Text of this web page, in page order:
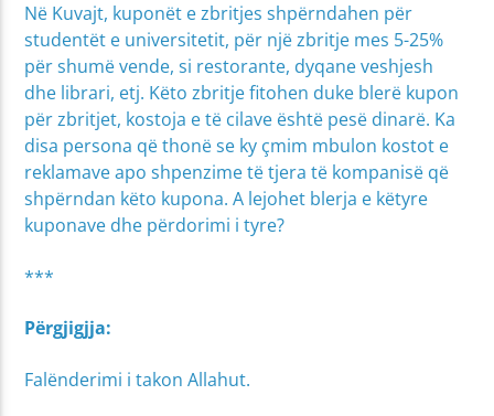
Në Kuvajt, kuponët e zbritjes shpërndahen për
studentët e universitetit, për një zbritje mes 5-25%
për shumë vende, si restorante, dyqane veshjesh
dhe librari, etj. Këto zbritje fitohen duke blerë kupon
për zbritjet, kostoja e të cilave është pesë dinarë. Ka
disa persona që thonë se ky çmim mbulon kostot e
reklamave apo shpenzime të tjera të kompanisë që
shpërndan këto kupona. A lejohet blerja e këtyre
kuponave dhe përdorimi i tyre?
***
Përgjigjja:
Falënderimi i takon Allahut.